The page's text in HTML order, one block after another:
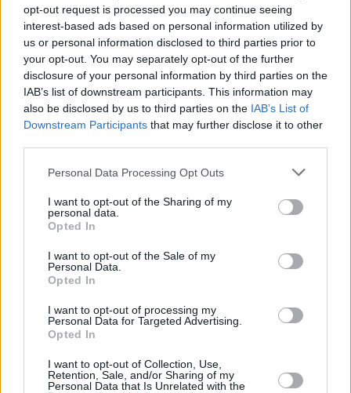
opt-out request is processed you may continue seeing
interest-based ads based on personal information utilized by
us or personal information disclosed to third parties prior to
your opt-out. You may separately opt-out of the further
disclosure of your personal information by third parties on the
IAB’s list of downstream participants. This information may
also be disclosed by us to third parties on the IAB’s List of
Downstream Participants that may further disclose it to other
Personal Data Processing Opt Outs
I want to opt-out of the Sharing of my
personal data.
Opted In
I want to opt-out of the Sale of my
Personal Data.
Opted In
I want to opt-out of processing my
Personal Data for Targeted Advertising.
Opted In
I want to opt-out of Collection, Use,
Retention, Sale, and/or Sharing of my
Personal Data that Is Unrelated with the